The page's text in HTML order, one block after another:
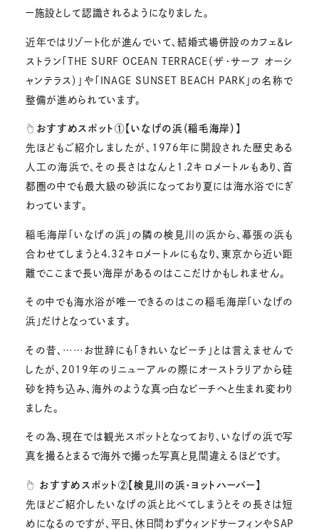
ー施設として認識されるようになりました。
近年ではリゾート化が進んでいて、結婚式場併設のカフェ＆レ
ストラン「THE SURF OCEAN TERRACE（ザ・サーフ オーシ
ャンテラス）」や「INAGE SUNSET BEACH PARK」の名称で
整備が進められています。
☝おすすめスポット①【いなげの浜（稲毛海岸）】
先ほどもご紹介しましたが、1976年に開設された歴史ある
人工の海浜で、その長さはなんと1.2キロメートルもあり、首
都圏の中でも最大級の砂浜になっており夏には海水浴でにぎ
わっています。
稲毛海岸「いなげの浜」の隣の検見川の浜から、幕張の浜も
合わせてしまうと4.32キロメートルにもなり、東京から近い距
離でここまで長い海岸があるのはここだけかもしれません。
その中でも海水浴が唯一できるのはこの稲毛海岸「いなげの
浜」だけとなっています。
その昔、……お世辞にも「きれいなビーチ」とは言えませんで
したが、2019年のリニューアルの際にオーストラリアから硅
砂を持ち込み、海外のような真っ白なビーチへと生まれ変わり
ました。
その為、現在では観光スポットとなっており、いなげの浜で写
真を撮るとまるで海外で撮った写真と見間違えるほどです。
☝
おすすめスポット②【検見川の浜・ヨットハーバー】
先ほどご紹介したいなげの浜と比べてしまうとその長さは短
めになるのですが、平日、休日問わずウィンドサーフィンやSAP